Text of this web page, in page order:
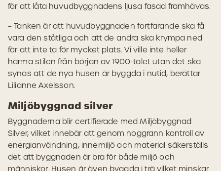
för att låta huvudbyggnadens ljusa fasad framhävas.
– Tanken är att huvudbyggnaden fortfarande ska få
vara den ståtliga och att de andra ska krympa ned
för att inte ta för mycket plats. Vi ville inte heller
härma stilen från början av 1900-talet utan det ska
synas att de nya husen är byggda i nutid, berättar
Lilianne Axelsson.
Miljöbyggnad silver
Byggnaderna blir certifierade med Miljöbyggnad
Silver, vilket innebär att genom noggrann kontroll av
energianvändning, innemiljö och material säkerställs
det att byggnaden är bra för både miljö och
människor. Husen är även byggda i trä vilket minskar